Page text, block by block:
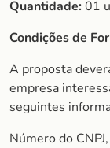
Quantidade:01
Condições de
A proposta
empresa
seguintes
Número do